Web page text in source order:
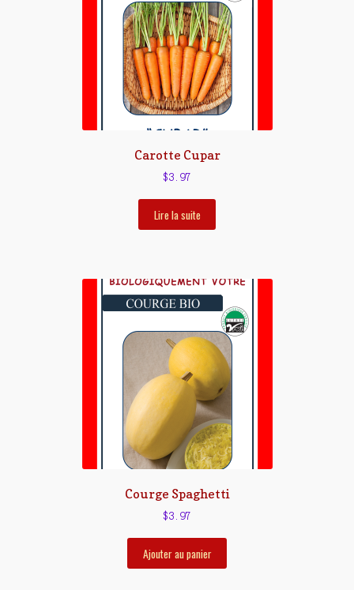
Carotte Cupar
$3.97
Lire la suite
Courge Spaghetti
$3.97
Ajouter au panier